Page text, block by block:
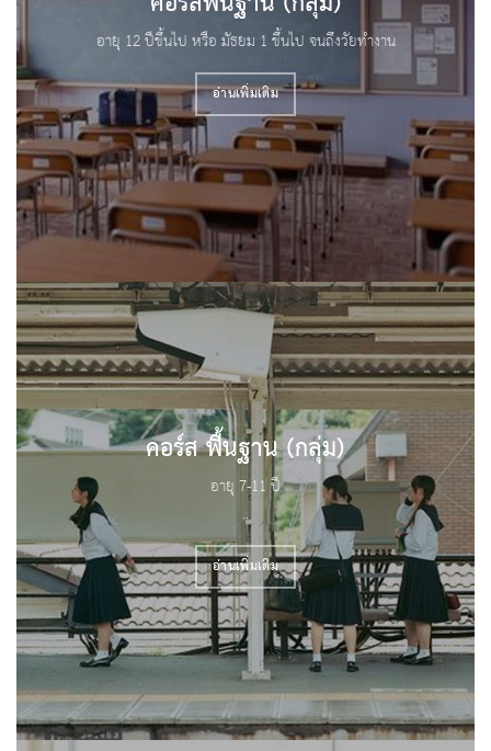
อายุ 12 ปีขึ้นไป หรือ มัธยม 1 ขึ้นไป จนถึงวัยทำงาน
อ่านเพิ่มเติม
คอร์ส พื้นฐาน (กลุ่ม)
อายุ 7-11 ปี
..
อ่านเพิ่มเติม